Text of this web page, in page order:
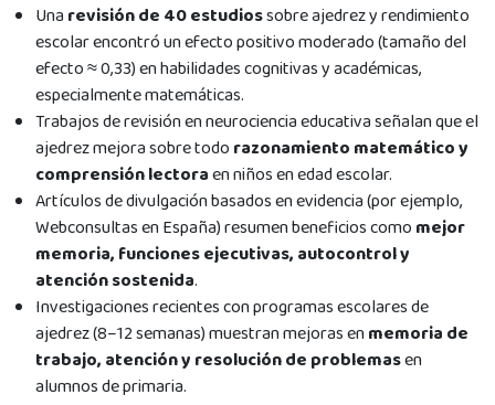
Una revisión de 40 estudiossobre ajedrez y rendimiento
escolar encontró un efecto positivo moderado (tamaño del
efecto ≈ 0,33) en habilidades cognitivas y académicas,
especialmente matemáticas.
Trabajos de revisión en neurociencia educativa señalan que el
ajedrez mejora sobre todo razonamiento matemático y
comprensión lectoraen niños en edad escolar.
Artículos de divulgación basados en evidencia (por ejemplo,
Webconsultas en España) resumen beneficios como mejor
memoria, funciones ejecutivas, autocontrol y
atención sostenida.
Investigaciones recientes con programas escolares de
ajedrez (8–12 semanas) muestran mejoras enmemoria de
trabajo, atención y resolución de problemasen
alumnos de primaria.